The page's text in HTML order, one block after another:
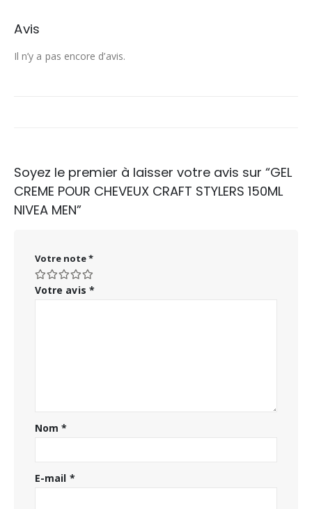
Avis
Il n’y a pas encore d’avis.
Soyez le premier à laisser votre avis sur “GEL
CREME POUR CHEVEUX CRAFT STYLERS 150ML
NIVEA MEN”
Votre note*
Votre avis *
Nom*
E-mail *